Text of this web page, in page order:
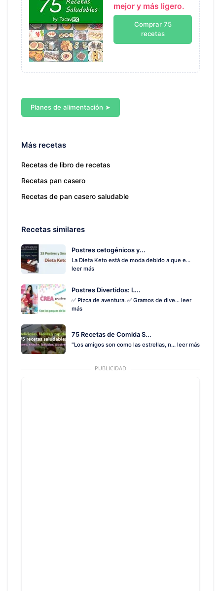
mejor y más ligero.
Comprar 75
recetas
Planes de alimentación ➤
Más recetas
Recetas de libro de recetas
Recetas pan casero
Recetas de pan casero saludable
Recetas similares
Postres cetogénicos y...
La Dieta Keto está de moda debido a que e...
leer más
Postres Divertidos: L...
✅ Pizca de aventura. ✅ Gramos de dive... leer
más
75 Recetas de Comida S...
"Los amigos son como las estrellas, n... leer más
PUBLICIDAD